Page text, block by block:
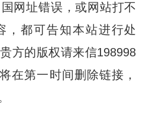
网址错误，或网站打不
，都可告知本站进行处
方的版权请来信198998
在第一时间删除链接，